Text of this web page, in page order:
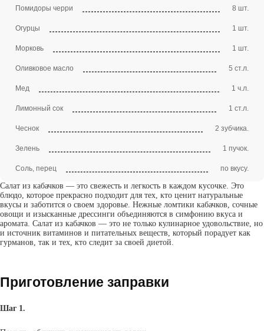
Помидоры черри 8 шт.
Огурцы 1 шт.
Морковь 1 шт.
Оливковое масло 5 ст.л.
Мед 1 ч.л.
Лимонный сок 1 ст.л.
Чеснок 2 зубчика.
Зелень 1 пучок.
Соль, перец по вкусу.
Салат из кабачков — это свежесть и легкость в каждом кусочке. Это
блюдо, которое прекрасно подходит для тех, кто ценит натуральные
вкусы и заботится о своем здоровье. Нежные ломтики кабачков, сочные
овощи и изысканные дрессинги объединяются в симфонию вкуса и
аромата. Салат из кабачков — это не только кулинарное удовольствие, но
и источник витаминов и питательных веществ, который порадует как
гурманов, так и тех, кто следит за своей диетой.
Приготовление заправки
Шаг 1.